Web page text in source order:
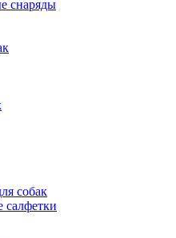
снаряды
собак
салфетки